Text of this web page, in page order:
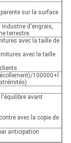
sur la surface
industrie d'engrais,
terrestre.
avec la taille de
avec la taille
100000+l
l'équilibre avant
avec la copie de
anticipation